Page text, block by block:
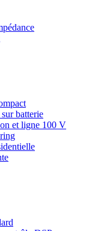
batterie
et ligne 100 V